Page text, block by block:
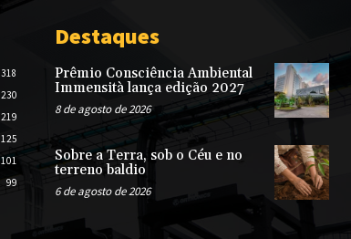
318
230
219
125
101
99
Destaques
Prêmio Consciência Ambiental
Immensità lança edição 2027
8 de agosto de 2026
Sobre a Terra, sob o Céu e no
terreno baldio
6 de agosto de 2026